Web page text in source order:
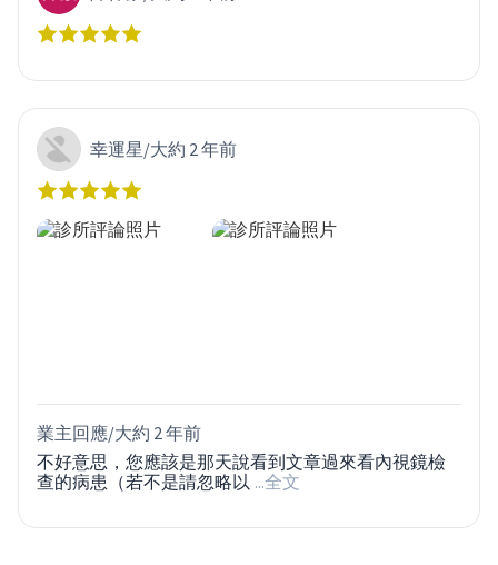
幸運星/大約 2 年前
業主回應/大約 2 年前
不好意思，您應該是那天說看到文章過來看內視鏡檢
查的病患（若不是請忽略以 ...全文